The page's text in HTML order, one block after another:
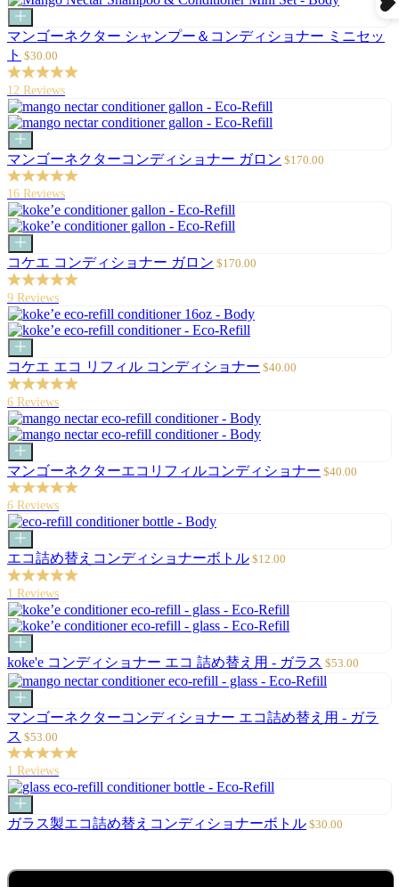
カ
ー
ト
に
追
加
マンゴーネクター シャンプー＆コンディショナー ミニセッ
ト セ
ー
ル
格
$30.00
12 Reviews
カ
ー
ト
に
追
加
マンゴーネクターコンディショナー ガロン セ
$170.00
16 Reviews
カ
ー
ト
に
追
加
コケエ コンディショナー ガロン セ
価
格
$170.00
9 Reviews
カ
ー
ト
に
追
加
コケエ エコ リフィル コンディショナー セ
$40.00
6 Reviews
カ
ー
ト
に
追
加
マンゴーネクターエコリフィルコンディショナー セ
$40.00
6 Reviews
カ
ー
ト
に
追
加
エコ詰め替えコンディショナーボトル セ
価
格
$12.00
1 Reviews
カ
ー
ト
に
追
加
koke'e コンディショナー エコ 詰め替え用 - ガラス セ
ー
価
格
$53.00
カ
ー
ト
に
追
加
マンゴーネクターコンディショナー エコ詰め替え用 - ガラ
ス セ
ー
ル
価
格
$53.00
1 Reviews
カ
ー
追
ガラス製エコ詰め替えコンディショナーボトル セ
価
$30.00